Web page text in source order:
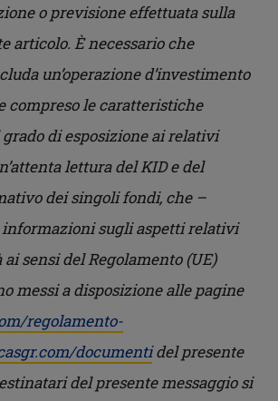
o previsione effettuata sulla
articolo. È necessario che
un’operazione d’investimento
compreso le caratteristiche
di esposizione ai relativi
lettura del KID e del
dei singoli fondi, che –
sugli aspetti relativi
sensi del Regolamento (UE)
messi a disposizione alle pagine
regolamento-
documentidel presente
del presente messaggio si